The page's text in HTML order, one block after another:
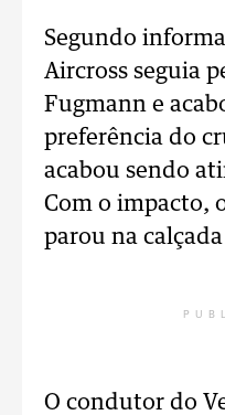
Segundo
Aircross seguia
Fugmann e
preferência do
acabou sendo
Com o impacto,
parou na
O condutor do